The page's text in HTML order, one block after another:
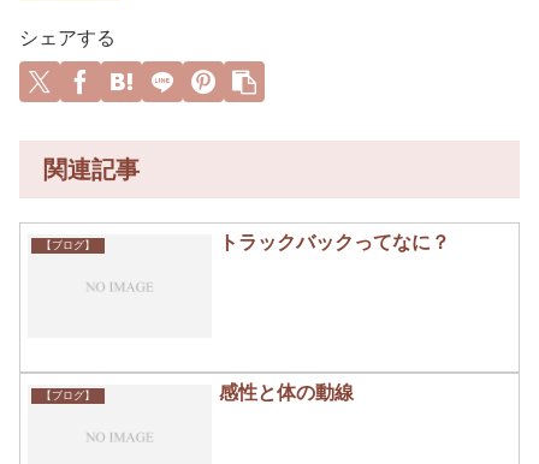
シェアする
関連記事
【ブログ】 トラックバックってなに？
【ブログ】 感性と体の動線